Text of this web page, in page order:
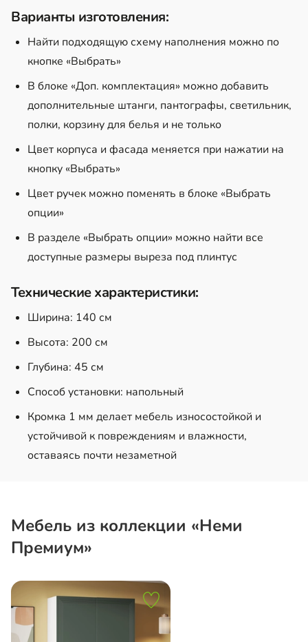
Варианты изготовления:
Найти подходящую схему наполнения можно по
кнопке «Выбрать»
В блоке «Доп. комплектация» можно добавить
дополнительные штанги, пантографы, светильник,
полки, корзину для белья и не только
Цвет корпуса и фасада меняется при нажатии на
кнопку «Выбрать»
Цвет ручек можно поменять в блоке «Выбрать
опции»
В разделе «Выбрать опции» можно найти все
доступные размеры выреза под плинтус
Технические характеристики:
Ширина: 140 см
Высота: 200 см
Глубина: 45 см
Способ установки: напольный
Кромка 1 мм делает мебель износостойкой и
устойчивой к повреждениям и влажности,
оставаясь почти незаметной
Мебель из коллекции «Неми
Премиум»